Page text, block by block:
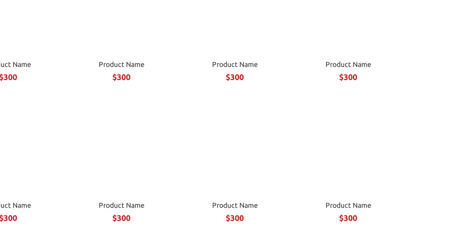
Name
$300
Product Name
$300
Product Name
$300
Product Name
$300
Name
$300
Product Name
$300
Product Name
$300
Product Name
$300